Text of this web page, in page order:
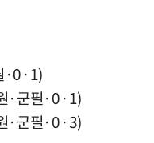
·0·1)
·군필·0·1)
·군필·0·3)